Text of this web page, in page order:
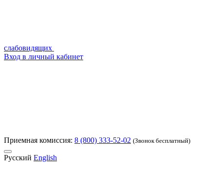
слабовидящих
Вход в личный кабинет
Приемная комиссия: 8 (800) 333-52-02 (Звонок бесплатный)
Русский English